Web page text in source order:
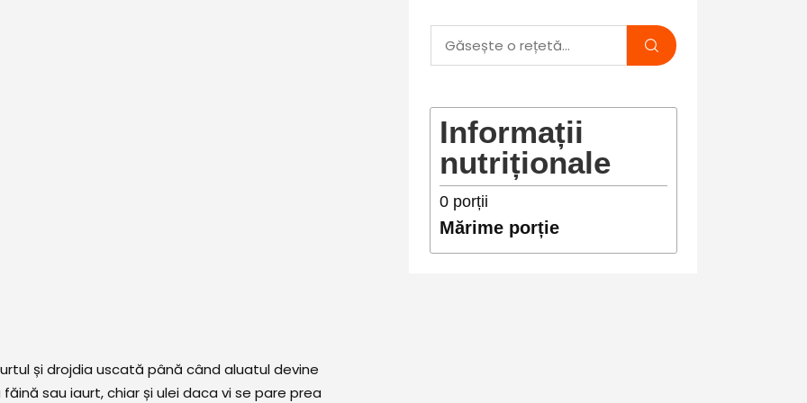
și drojdia uscată până când aluatul devine
sau iaurt, chiar și ulei daca vi se pare prea
Informații
nutriționale
0porții
Mărime porție